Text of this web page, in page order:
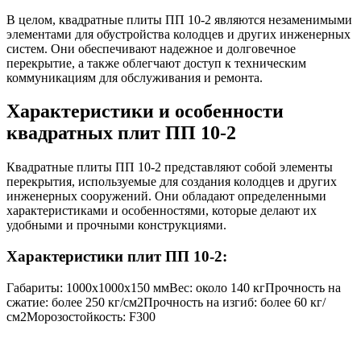
В целом, квадратные плиты ПП 10-2 являются незаменимыми
элементами для обустройства колодцев и других инженерных
систем. Они обеспечивают надежное и долговечное
перекрытие, а также облегчают доступ к техническим
коммуникациям для обслуживания и ремонта.
Характеристики и особенности
квадратных плит ПП 10-2
Квадратные плиты ПП 10-2 представляют собой элементы
перекрытия, используемые для создания колодцев и других
инженерных сооружений. Они обладают определенными
характеристиками и особенностями, которые делают их
удобными и прочными конструкциями.
Характеристики плит ПП 10-2:
Габариты: 1000x1000x150 ммВес: около 140 кгПрочность на
сжатие: более 250 кг/см2Прочность на изгиб: более 60 кг/
см2Морозостойкость: F300